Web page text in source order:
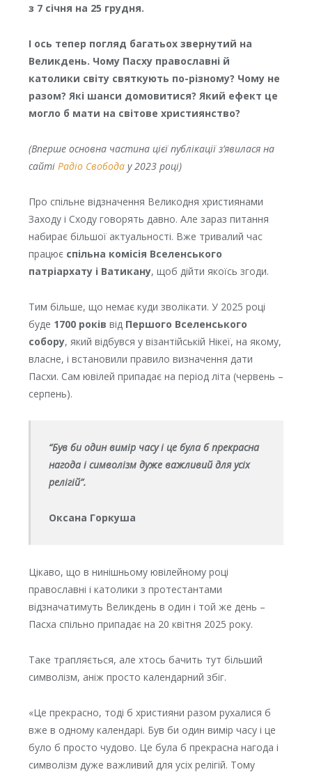
з 7 січня на 25 грудня.
І ось тепер погляд багатьох звернутий на
Великдень. Чому Пасху православні й
католики світу святкують по-різному? Чому не
разом? Які шанси домовитися? Який ефект це
могло б мати на світове християнство?
(Вперше основна частина цієї публікації з’явилася на
сайті Радіо Свободау 2023 році)
Про спільне відзначення Великодня християнами
Заходу і Сходу говорять давно. Але зараз питання
набирає більшої актуальності. Вже тривалий час
працює спільна комісія Вселенського
патріархату і Ватикану, щоб дійти якоїсь згоди.
Тим більше, що немає куди зволікати. У 2025 році
буде 1700 років від Першого Вселенського
собору, який відбувся у візантійській Нікеї, на якому,
власне, і встановили правило визначення дати
Пасхи. Сам ювілей припадає на період літа (червень –
серпень).
“Був би один вимір часу і це була б прекрасна
нагода і символізм дуже важливий для усіх
релігій”.
Оксана Горкуша
Цікаво, що в нинішньому ювілейному році
православні і католики з протестантами
відзначатимуть Великдень в один і той же день –
Пасха спільно припадає на 20 квітня 2025 року.
Таке трапляється, але хтось бачить тут більший
символізм, аніж просто календарний збіг.
«Це прекрасно, тоді б християни разом рухалися б
вже в одному календарі. Був би один вимір часу і це
було б просто чудово. Це була б прекрасна нагода і
символізм дуже важливий для усіх релігій. Тому